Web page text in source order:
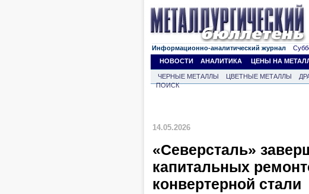
Информационно-аналитический журнал
НОВОСТИ
АНАЛИТИКА ЦЕНЫ НА
ЧЕРНЫЕ МЕТАЛЛЫ ЦВЕТНЫЕ МЕТАЛЛЫ
ПОИСК
14.05.2026
«Северсталь»
капитальных
конвертерной стали